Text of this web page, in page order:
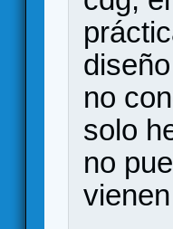
no
solo
no